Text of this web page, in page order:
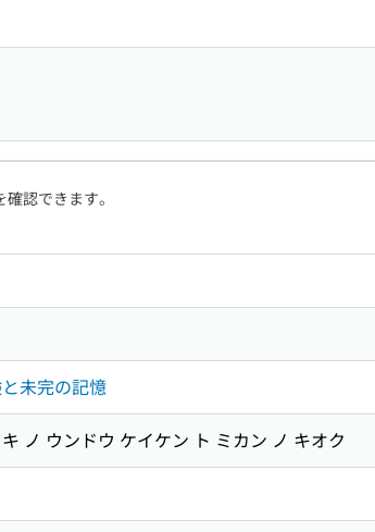
認できます。
未完の記憶
ノ ウンドウ ケイケン ト ミカン ノ キオク